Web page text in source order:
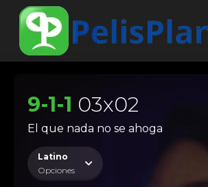
9-1-1 03x02
El que nada no se ahoga
Latino
Opciones